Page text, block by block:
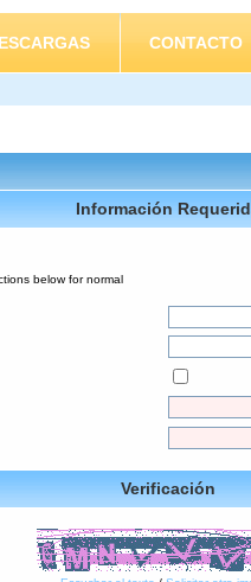
CONTACTO
Información
below for normal
Verificación